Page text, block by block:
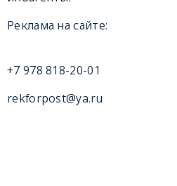
Реклама на сайте:
+7 978 818-20-01
rekforpost@ya.ru